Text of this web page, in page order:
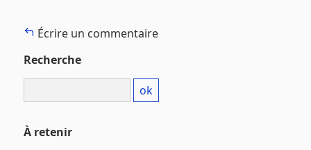
Écrire un commentaire
Recherche
À retenir